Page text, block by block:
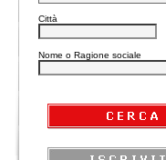
Città
Nome o Ragione sociale